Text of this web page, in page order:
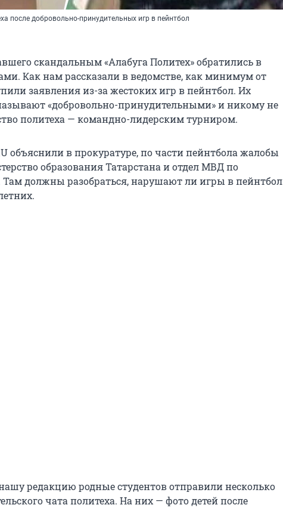
после добровольно-принудительных игр в пейнтбол
скандальным «Алабуга Политех» обратились в
Как нам рассказали в ведомстве, как минимум от
заявления из-за жестоких игр в пейнтбол. Их
«добровольно-принудительными» и никому не
политеха — командно-лидерским турниром.
объяснили в прокуратуре, по части пейнтбола жалобы
образования Татарстана и отдел МВД по
Там должны разобраться, нарушают ли игры в пейнтбол
редакцию родные студентов отправили несколько
чата политеха. На них — фото детей после